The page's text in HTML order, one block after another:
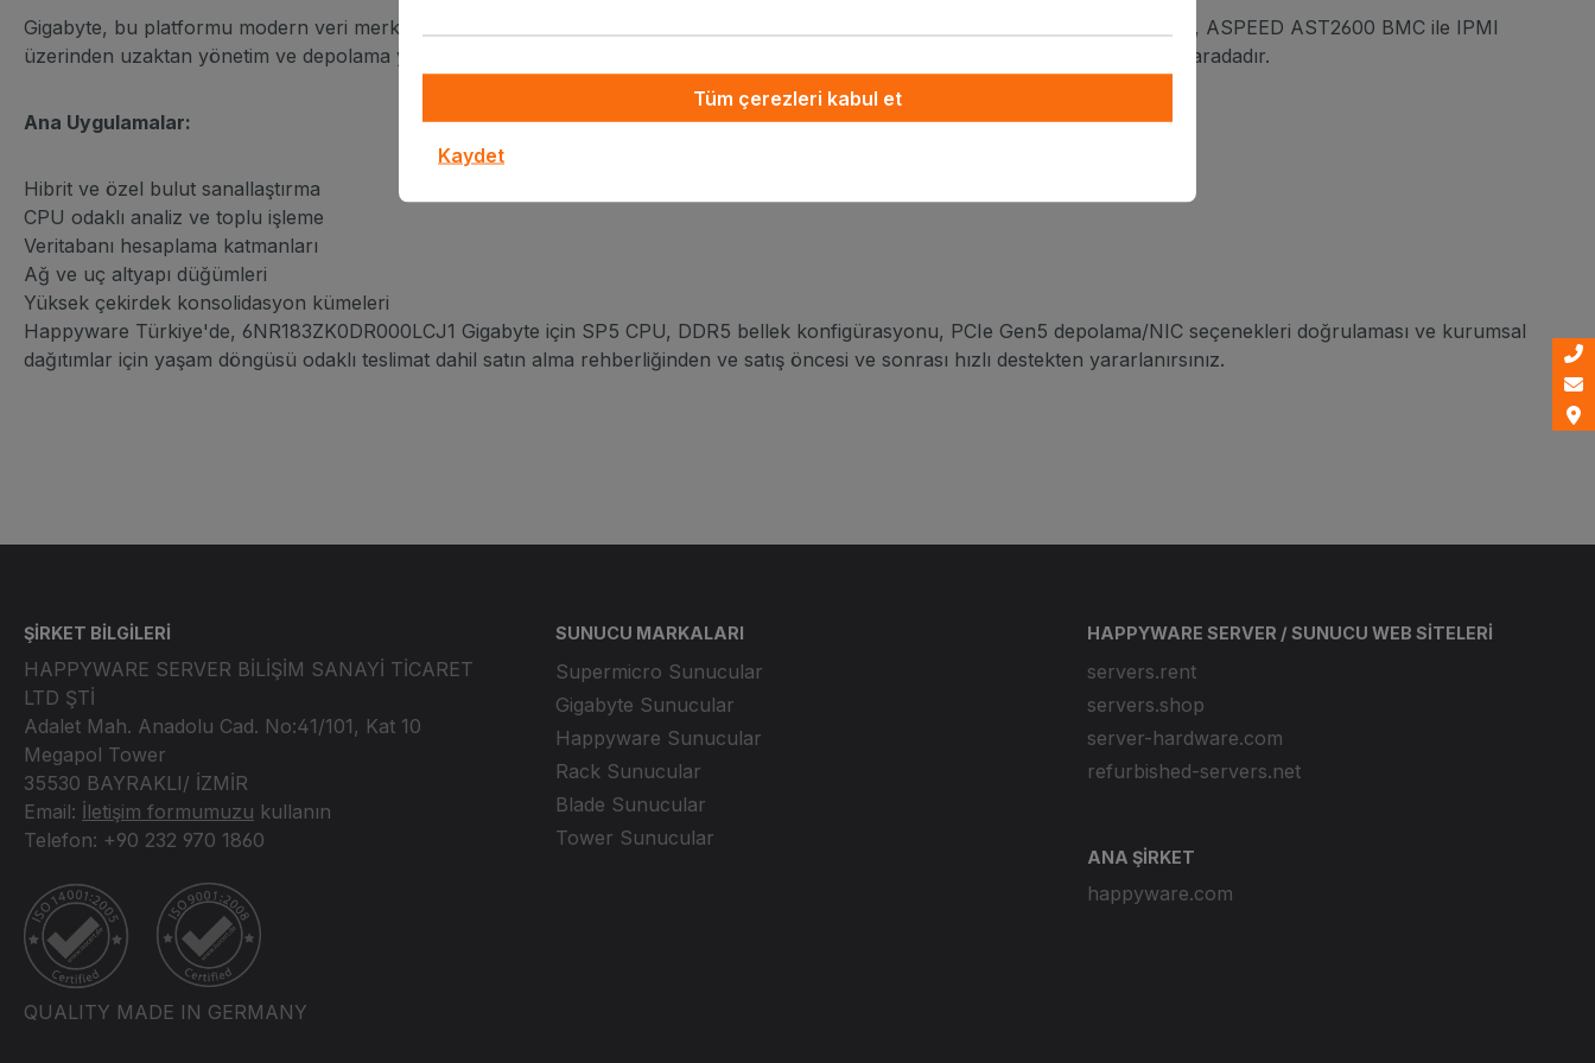
Gigabyte, bu platformu modern veri merkezi standartlarıyla uyumlu olacak şekilde tasarlamıştır; doğrulanmış sunucu mühendisliği, ASPEED AST2600 BMC ile IPMI
üzerinden uzaktan yönetim ve depolama yönetimi ile operasyonel kontrollerle uyumlu yapılandırılabilir RAID/HBA seçenekleri bir aradadır.
Ana Uygulamalar:
Hibrit ve özel bulut sanallaştırma
CPU odaklı analiz ve toplu işleme
Veritabanı hesaplama katmanları
Ağ ve uç altyapı düğümleri
Yüksek çekirdek konsolidasyon kümeleri
Happyware Türkiye'de, 6NR183ZK0DR000LCJ1 Gigabyte için SP5 CPU, DDR5 bellek konfigürasyonu, PCIe Gen5 depolama/NIC seçenekleri doğrulaması ve kurumsal
dağıtımlar için yaşam döngüsü odaklı teslimat dahil satın alma rehberliğinden ve satış öncesi ve sonrası hızlı destekten yararlanırsınız.
ŞİRKET BİLGİLERİ
HAPPYWARE SERVER BİLİŞİM SANAYİ TİCARET
LTD ŞTİ
Adalet Mah. Anadolu Cad. No:41/101, Kat 10
Megapol Tower
35530 BAYRAKLI/ İZMİR
Email: İletişim formumuzu kullanın
Telefon: +90 232 970 1860
ISO14001, ISO9001 certified
QUALITY MADE IN GERMANY
SUNUCU MARKALARI
Supermicro Sunucular
Gigabyte Sunucular
Happyware Sunucular
Rack Sunucular
Blade Sunucular
Tower Sunucular
HAPPYWARE SERVER / SUNUCU WEB SİTELERİ
servers.rent
servers.shop
server-hardware.com
refurbished-servers.net
ANA ŞİRKET
happyware.com
Tüm çerezleri kabul et
Kaydet